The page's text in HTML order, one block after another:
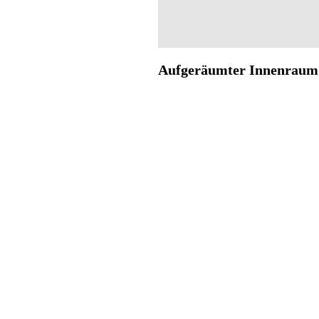
Aufgeräumter